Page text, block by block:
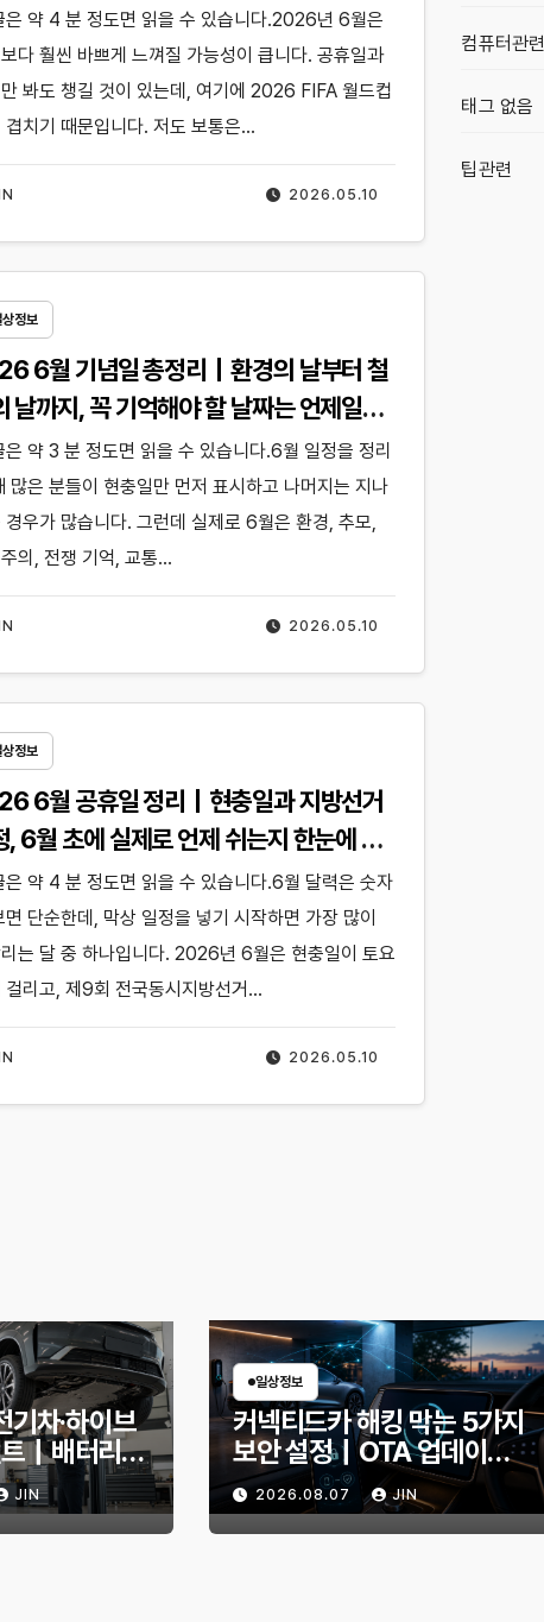
2026.05.10
은 약 4 분 정도면 읽을 수 있습니다.2026년 6월은
다 훨씬 바쁘게 느껴질 가능성이 큽니다. 공휴일과
봐도 챙길 것이 있는데, 여기에 2026 FIFA 월드컵
겹치기 때문입니다. 저도 보통은…
정보
6월 기념일 총정리｜환경의 날부터 철
날까지, 꼭 기억해야 할 날짜는 언제일
2026.05.10
은 약 3 분 정도면 읽을 수 있습니다.6월 일정을 정리
많은 분들이 현충일만 먼저 표시하고 나머지는 지나
경우가 많습니다. 그런데 실제로 6월은 환경, 추모,
의, 전쟁 기억, 교통…
정보
6월 공휴일 정리｜현충일과 지방선거
, 6월 초에 실제로 언제 쉬는지 한눈에 보
2026.05.10
은 약 4 분 정도면 읽을 수 있습니다.6월 달력은 숫자
면 단순한데, 막상 일정을 넣기 시작하면 가장 많이
는 달 중 하나입니다. 2026년 6월은 현충일이 토요
걸리고, 제9회 전국동시지방선거…
컴퓨터관련
태그 없음
팁관련
기차·하이브
｜배터리
치기 쉬운
JIN
일상정보
커넥티드카 해킹 막는 5가지
보안 설정｜OTA 업데이트
부터 디지털 키까지, 지금 확
인할 것은?
2026.08.07 JIN